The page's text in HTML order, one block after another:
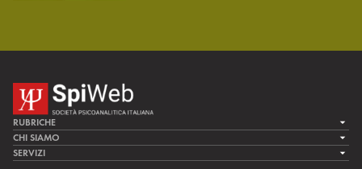
RUBRICHE
LA CURA
LA RICERCA
CHI SIAMO
LA SPI
SERVIZI